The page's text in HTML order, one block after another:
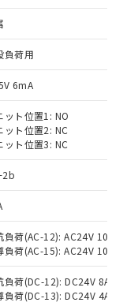
負荷用
6mA
ット位置1: NO
ット位置2: NC
ット位置3: NC
負荷(AC-12): AC24V 10A/
負荷(AC-15): AC24V
負荷(DC-12): DC24V 8A/
負荷(DC-13): DC24V 4A/
物質）の
な商品で
定のある